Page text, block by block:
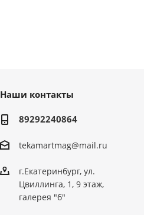
Наши контакты
89292240864
tekamartmag@mail.ru
г.Екатеринбург, ул.
Цвиллинга, 1, 9 этаж,
галерея "б"